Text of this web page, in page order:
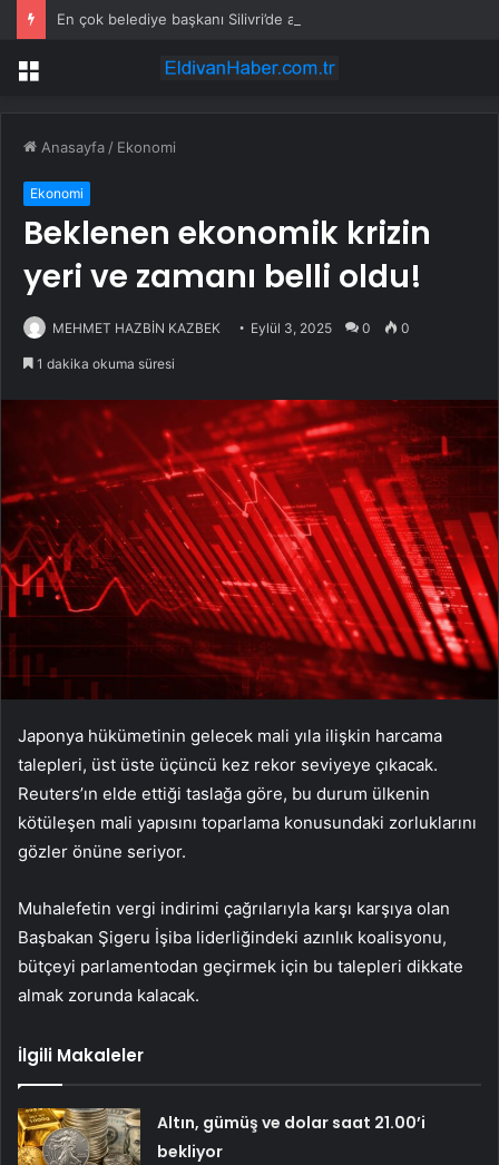
Menü
Anasayfa / Ekonomi
Ekonomi
Beklenen ekonomik krizin
yeri ve zamanı belli oldu!
MEHMET HAZBİN KAZBEK Eylül 3, 2025 0 0
1 dakika okuma süresi
Japonya hükümetinin gelecek mali yıla ilişkin harcama
talepleri, üst üste üçüncü kez rekor seviyeye çıkacak.
Reuters’ın elde ettiği taslağa göre, bu durum ülkenin
kötüleşen mali yapısını toparlama konusundaki zorluklarını
gözler önüne seriyor.
Muhalefetin vergi indirimi çağrılarıyla karşı karşıya olan
Başbakan Şigeru İşiba liderliğindeki azınlık koalisyonu,
bütçeyi parlamentodan geçirmek için bu talepleri dikkate
almak zorunda kalacak.
İlgili Makaleler
Altın, gümüş ve dolar saat 21.00’i
bekliyor